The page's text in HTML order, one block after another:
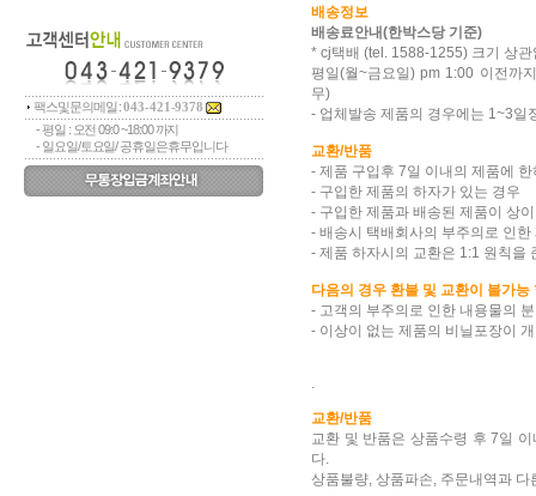
팩스및문의메일 :043-421-9378
- 평일 : 오전 09:0 ~18:00 까지
- 일요일/토요일/ 공휴일은휴무입니다
배송정보
배송료안내(한박스당 기준)
* cj택배 (tel. 1588-1255) 크기 상
평일(월~금요일) pm 1:00 이전까
무)
- 업체발송 제품의 경우에는 1~3일
교환/반품
- 제품 구입후 7일 이내의 제품에
- 구입한 제품의 하자가 있는 경우
- 구입한 제품과 배송된 제품이 상
- 배송시 택배회사의 부주의로 인
- 제품 하자시의 교환은 1:1 원칙을
다음의 경우 환불 및 교환이 불가능
- 고객의 부주의로 인한 내용물의
- 이상이 없는 제품의 비닐포장이
.
교환/반품
교환 및 반품은 상품수령 후 7일
다.
상품불량, 상품파손, 주문내역과